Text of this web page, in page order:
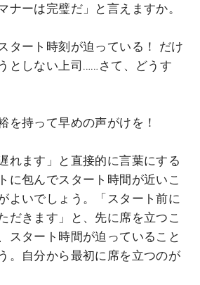
ナーは完璧だ」と言えますか。
タート時刻が迫っている！ だけ
としない上司……さて、どうす
を持って早めの声がけを！
れます」と直接的に言葉にする
に包んでスタート時間が近いこ
よいでしょう。「スタート前に
だきます」と、先に席を立つこ
スタート時間が迫っていること
。自分から最初に席を立つのが